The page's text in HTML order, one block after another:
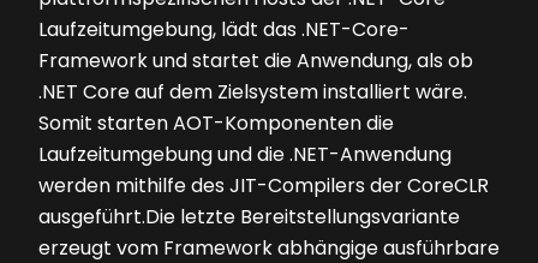
Laufzeitumgebung, lädt das .NET-Core-
Framework und startet die Anwendung, als ob
.NET Core auf dem Zielsystem installiert wäre.
Somit starten AOT-Komponenten die
Laufzeitumgebung und die .NET-Anwendung
werden mithilfe des JIT-Compilers der CoreCLR
ausgeführt.Die letzte Bereitstellungsvariante
erzeugt vom Framework abhängige ausführbare